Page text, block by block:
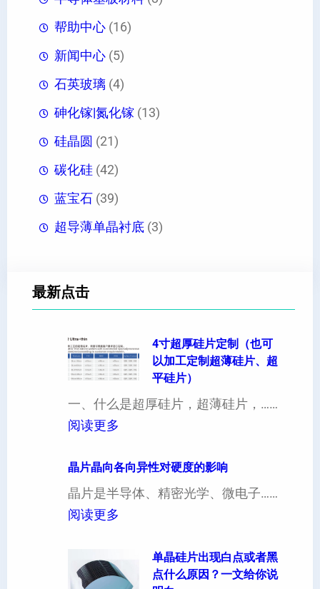
帮助中心 (16)
新闻中心 (5)
石英玻璃 (4)
砷化镓|氮化镓 (13)
硅晶圆 (21)
碳化硅 (42)
蓝宝石 (39)
超导薄单晶衬底 (3)
最新点击
4寸超厚硅片定制（也可
以加工定制超薄硅片、超
平硅片）
一、什么是超厚硅片，超薄硅片，……
阅读更多
寸
超
定
晶片晶向各向异性对硬度的影响
晶片是半导体、精密光学、微电子……
阅读更多
晶
单晶硅片出现白点或者黑
点什么原因？一文给你说